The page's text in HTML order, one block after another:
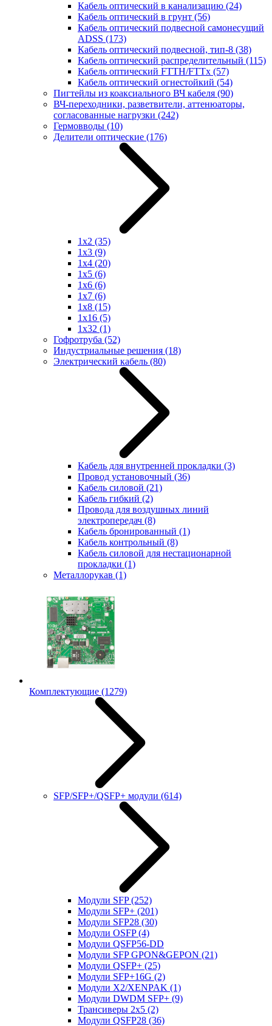
Кабель оптический в канализацию (24)
Кабель оптический в грунт (56)
Кабель оптический подвесной самонесущий
ADSS (173)
Кабель оптический подвесной, тип-8 (38)
Кабель оптический распределительный (115)
Кабель оптический FTTH/FTTx (57)
Кабель оптический огнестойкий (54)
Пигтейлы из коаксиального ВЧ кабеля (90)
ВЧ-переходники, разветвители, аттенюаторы,
согласованные нагрузки (242)
Гермовводы (10)
Делители оптические (176)
1x2 (35)
1x3 (9)
1x4 (20)
1x5 (6)
1x6 (6)
1x7 (6)
1x8 (15)
1x16 (5)
1x32 (1)
Гофротруба (52)
Индустриальные решения (18)
Электрический кабель (80)
Кабель для внутренней прокладки (3)
Провод установочный (36)
Кабель силовой (21)
Кабель гибкий (2)
Провода для воздушных линий
электропередач (8)
Кабель бронированный (1)
Кабель контрольный (8)
Кабель силовой для нестационарной
прокладки (1)
Металлорукав (1)
Комплектующие (1279)
SFP/SFP+/QSFP+ модули (614)
Модули SFP(252)
Модули SFP+ (201)
Модули SFP28 (30)
Модули OSFP(4)
Модули QSFP56-DD
Модули SFP GPON&GEPON (21)
Модули QSFP+ (25)
Модули SFP+16G (2)
Модули X2/XENPAK (1)
Модули DWDM SFP+ (9)
Трансиверы 2x5 (2)
Модули QSFP28 (36)